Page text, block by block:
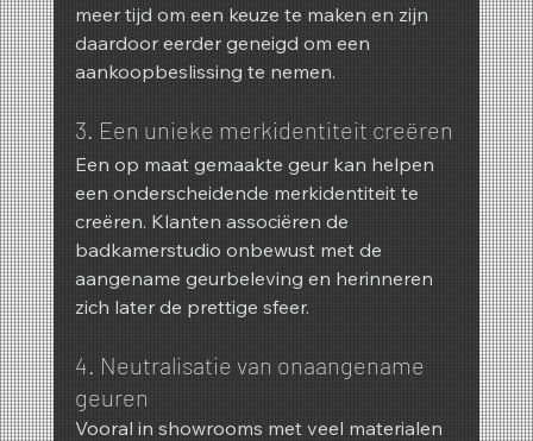
meer tijd om een ​​keuze te maken en zijn
daardoor eerder geneigd om een ​​
aankoopbeslissing te nemen.
3. Een unieke merkidentiteit creëren
Een op maat gemaakte geur kan helpen
een onderscheidende merkidentiteit te
creëren. Klanten associëren de
badkamerstudio onbewust met de
aangename geurbeleving en herinneren
zich later de prettige sfeer.
4. Neutralisatie van onaangename
geuren
Vooral in showrooms met veel materialen